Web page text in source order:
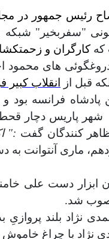
رئیس جمهور در
"سفربخير"
که کارگران و
های محمود
قبل از انقلاب کبیر
پادشاه فرانسه
شهر پاریس دچار
کنندگان گفت :"
ماری آنتوانت
ابزار دست علی
نژاد بلند
نژاد با چراغ